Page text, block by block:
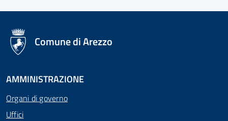
logo Unione Europea
Comune di Arezzo
AMMINISTRAZIONE
Organi di governo
Uffici